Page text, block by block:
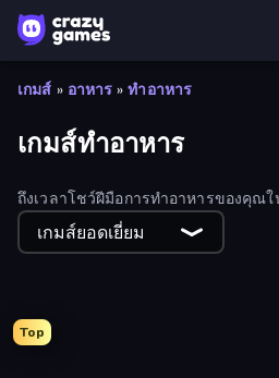
เกมส์ » อาหาร » ทำอาหาร
เกมส์ทำอาหาร
ถึงเวลาโชว์ฝีมือการทำอาหารของคุณ
เลือกดูเกมหลากหลายและทำอาหารได้
โดนัทช็อกโกแลต! เล่นสนุกและเล่นออน
เกมส์ยอดเยี่ยม
Top